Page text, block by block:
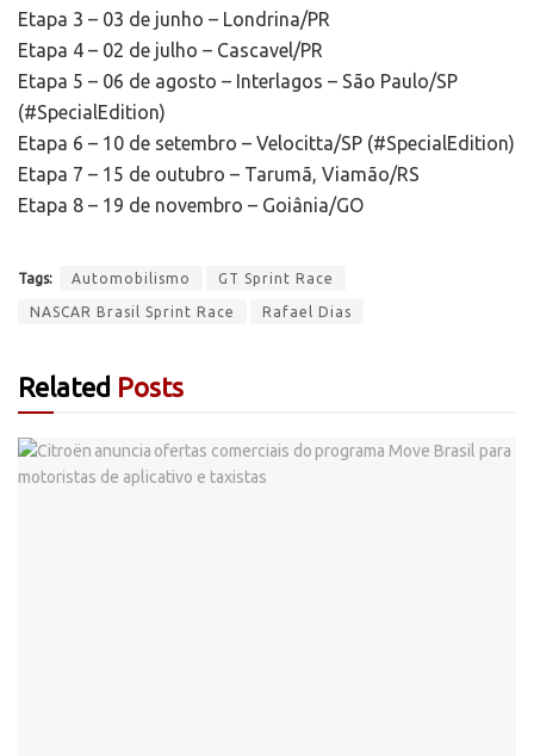
Etapa 3 – 03 de junho – Londrina/PR
Etapa 4 – 02 de julho – Cascavel/PR
Etapa 5 – 06 de agosto – Interlagos – São Paulo/SP
(#SpecialEdition)
Etapa 6 – 10 de setembro – Velocitta/SP (#SpecialEdition)
Etapa 7 – 15 de outubro – Tarumã, Viamão/RS
Etapa 8 – 19 de novembro – Goiânia/GO
Tags: Automobilismo GT Sprint Race
NASCAR Brasil Sprint Race Rafael Dias
Related Posts